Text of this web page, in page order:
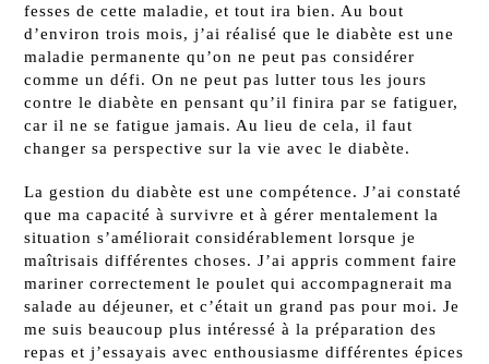
fesses de cette maladie, et tout ira bien. Au bout
d’environ trois mois, j’ai réalisé que le diabète est une
maladie permanente qu’on ne peut pas considérer
comme un défi. On ne peut pas lutter tous les jours
contre le diabète en pensant qu’il finira par se fatiguer,
car il ne se fatigue jamais. Au lieu de cela, il faut
changer sa perspective sur la vie avec le diabète.
La gestion du diabète est une compétence. J’ai constaté
que ma capacité à survivre et à gérer mentalement la
situation s’améliorait considérablement lorsque je
maîtrisais différentes choses. J’ai appris comment faire
mariner correctement le poulet qui accompagnerait ma
salade au déjeuner, et c’était un grand pas pour moi. Je
me suis beaucoup plus intéressé à la préparation des
repas et j’essayais avec enthousiasme différentes épices